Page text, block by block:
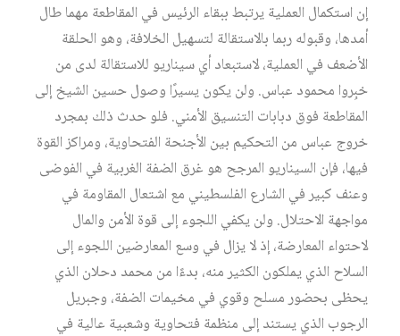
إن استكمال العملية يرتبط ببقاء الرئيس في المقاطعة مهما طال
أمدها، وقبوله ربما بالاستقالة لتسهيل الخلافة، وهو الحلقة
الأضعف في العملية، لاستبعاد أي سيناريو للاستقالة لدى من
خبِروا محمود عباس. ولن يكون يسيرًا وصول حسين الشيخ إلى
المقاطعة فوق دبابات التنسيق الأمني. فلو حدث ذلك بمجرد
خروج عباس من التحكيم بين الأجنحة الفتحاوية، ومراكز القوة
فيها، فإن السيناريو المرجح هو غرق الضفة الغربية في الفوضى
وعنف كبير في الشارع الفلسطيني مع اشتعال المقاومة في
مواجهة الاحتلال. ولن يكفي اللجوء إلى قوة الأمن والمال
لاحتواء المعارضة، إذ لا يزال في وسع المعارضين اللجوء إلى
السلاح الذي يملكون الكثير منه، بدءًا من محمد دحلان الذي
يحظى بحضور مسلح وقوي في مخيمات الضفة، وجبريل
الرجوب الذي يستند إلى منظمة فتحاوية وشعبية عالية في